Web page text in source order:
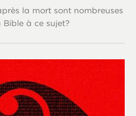
la mort sont nombreuses
Bible à ce sujet?